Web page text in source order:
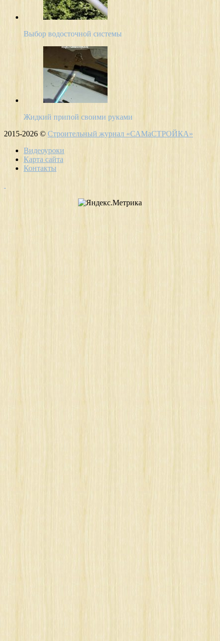
Выбор водосточной системы
Жидкий припой своими руками
2015-2026 © Строительный журнал «САМаСТРОЙКА»
Видеоуроки
Карта сайта
Контакты